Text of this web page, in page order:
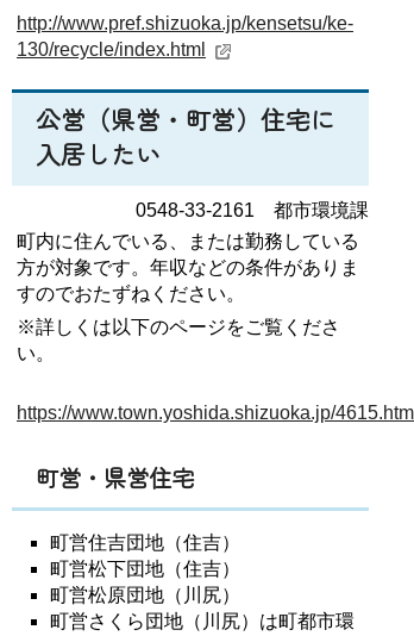
http://www.pref.shizuoka.jp/kensetsu/ke-
130/recycle/index.html
公営（県営・町営）住宅に
入居したい
0548-33-2161 都市環境課
町内に住んでいる、または勤務している
方が対象です。年収などの条件がありま
すのでおたずねください。
※詳しくは以下のページをご覧くださ
い。
https://www.town.yoshida.shizuoka.jp/4615.htm
町営・県営住宅
町営住吉団地（住吉）
町営松下団地（住吉）
町営松原団地（川尻）
町営さくら団地（川尻）は町都市環